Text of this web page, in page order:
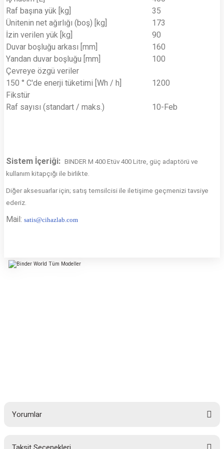
Raf başına yük [kg]
35
Ünitenin net ağırlığı (boş) [kg]
173
İzin verilen yük [kg]
90
Duvar boşluğu arkası [mm]
160
Yandan duvar boşluğu [mm]
100
Çevreye özgü veriler
150 ° C'de enerji tüketimi [Wh / h]
1200
Fikstür
Raf sayısı (standart / maks.)
10-Feb
Sistem İçeriği: BINDER M 400 Etüv 400 Litre, güç adaptörü ve
kullanım kitapçığı ile birlikte.
Diğer aksesuarlar için; satış temsilcisi ile iletişime geçmenizi tavsiye
ederiz.
Mail: satis@cihazlab.com
Yorumlar